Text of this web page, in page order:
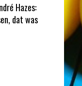
Hazes:
dat was